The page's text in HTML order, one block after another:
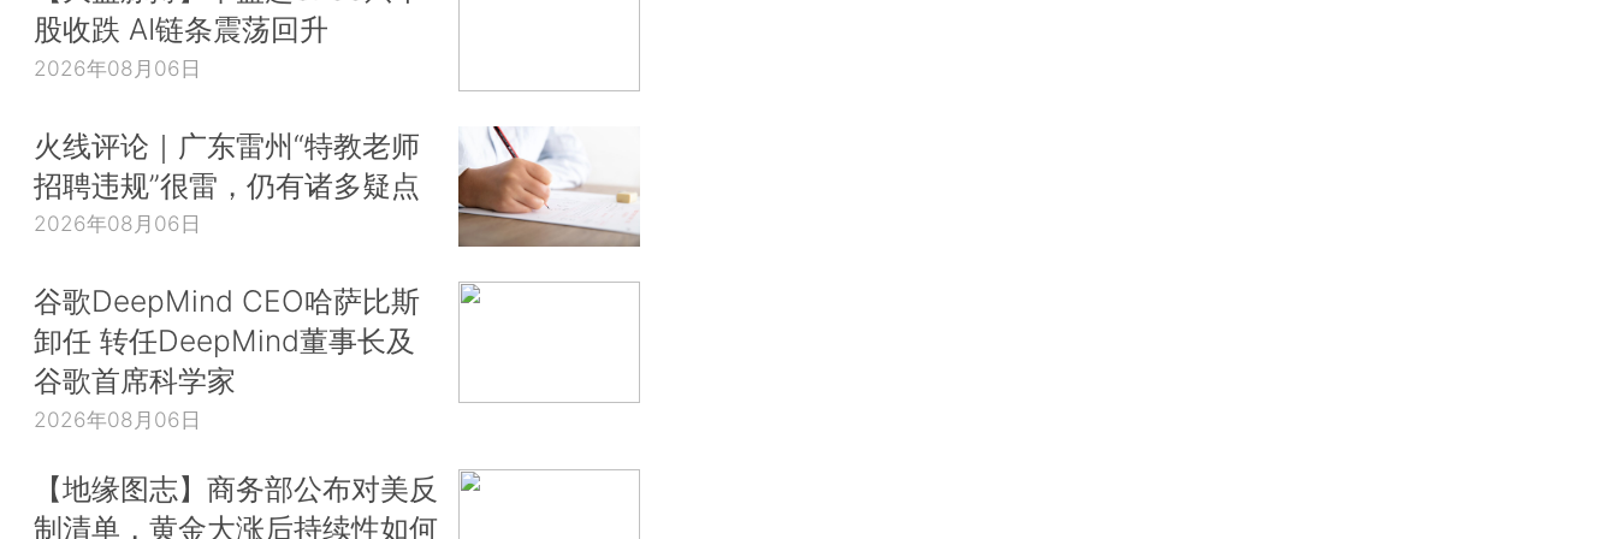
股收跌 AI链条震荡回升
2026年08月06日
火线评论｜广东雷州“特教老师
招聘违规”很雷，仍有诸多疑点
2026年08月06日
谷歌DeepMind CEO哈萨比斯
卸任 转任DeepMind董事长及
谷歌首席科学家
2026年08月06日
【地缘图志】商务部公布对美反
制清单，黄金大涨后持续性如何